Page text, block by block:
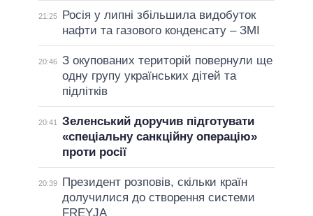
21:25
Росія у липні збільшила видобуток
нафти та газового конденсату – ЗМІ
20:46 З окупованих територій повернули ще
одну групу українських дітей та
підлітків
20:41
Зеленський доручив підготувати
«спеціальну санкційну операцію»
проти росії
20:39
Президент розповів, скільки країн
долучилися до створення системи
FREYJA